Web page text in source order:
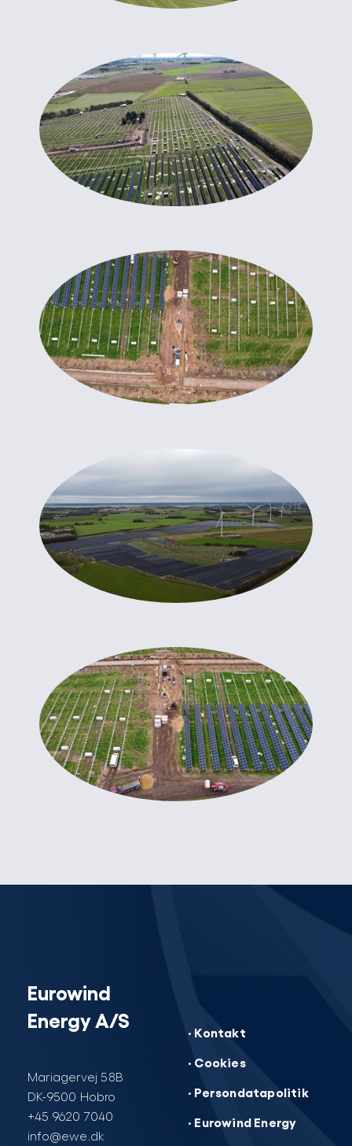
Eurowind
Energy A/S
Mariagervej 58B
DK-9500 Hobro
+45 9620 7040
info@ewe.dk
· Kontakt
· Cookies
· Persondatapolitik
· Eurowind Energy